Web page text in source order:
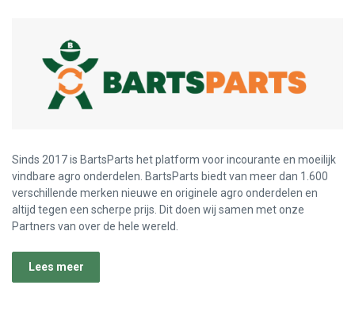
Sinds 2017 is BartsParts het platform voor incourante en moeilijk
vindbare agro onderdelen. BartsParts biedt van meer dan 1.600
verschillende merken nieuwe en originele agro onderdelen en
altijd tegen een scherpe prijs. Dit doen wij samen met onze
Partners van over de hele wereld.
Lees meer